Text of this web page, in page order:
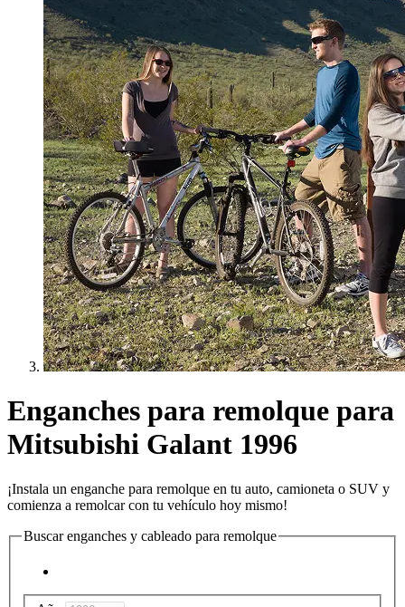
Enganches para remolque para
Mitsubishi Galant 1996
¡Instala un enganche para remolque en tu auto, camioneta o SUV y
comienza a remolcar con tu vehículo hoy mismo!
Buscar enganches y cableado para remolque